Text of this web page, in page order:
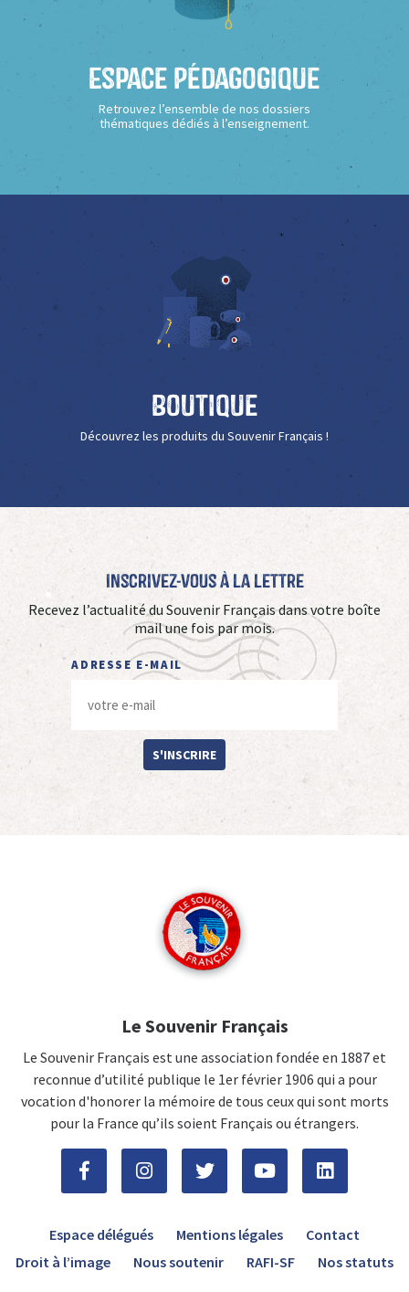
Espace Pédagogique
Retrouvez l’ensemble de nos dossiers
thématiques dédiés à l’enseignement.
Boutique
Découvrez les produits du Souvenir Français !
Inscrivez-vous à La Lettre
Recevez l’actualité du Souvenir Français dans votre boîte
mail une fois par mois.
ADRESSE E-MAIL
S'INSCRIRE
Le Souvenir Français
Le Souvenir Français est une association fondée en 1887 et
reconnue d’utilité publique le 1er février 1906 qui a pour
vocation d'honorer la mémoire de tous ceux qui sont morts
pour la France qu’ils soient Français ou étrangers.
Espace délégués Mentions légales
Contact
Droit à l’image
Nous soutenir RAFI-SF Nos statuts